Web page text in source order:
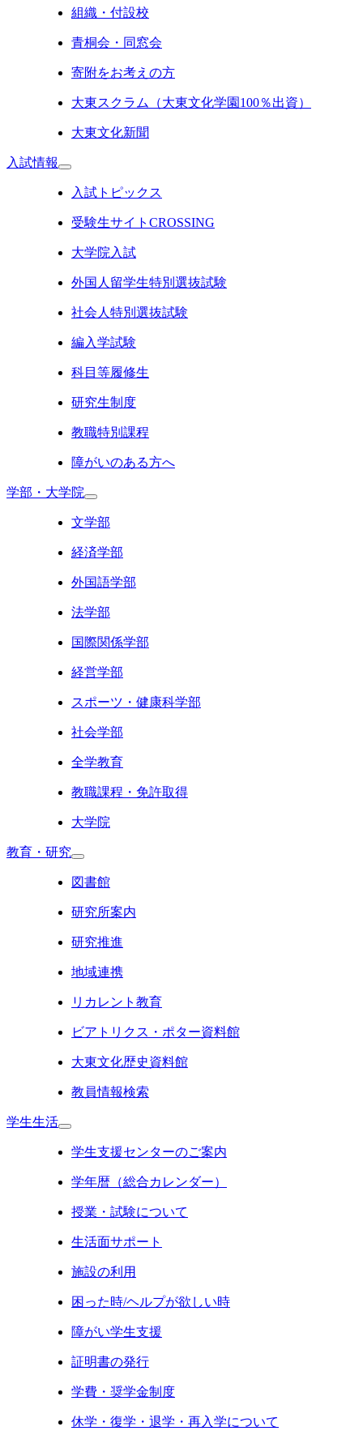
組織・付設校
青桐会・同窓会
寄附をお考えの方
大東スクラム（大東文化学園100％出資）
大東文化新聞
入試情報
入試トピックス
受験生サイトCROSSING
大学院入試
外国人留学生特別選抜試験
社会人特別選抜試験
編入学試験
科目等履修生
研究生制度
教職特別課程
障がいのある方へ
学部・大学院
文学部
経済学部
外国語学部
法学部
国際関係学部
経営学部
スポーツ・健康科学部
社会学部
全学教育
教職課程・免許取得
大学院
教育・研究
図書館
研究所案内
研究推進
地域連携
リカレント教育
ビアトリクス・ポター資料館
大東文化歴史資料館
教員情報検索
学生生活
学生支援センターのご案内
学年暦（総合カレンダー）
授業・試験について
生活面サポート
施設の利用
困った時/ヘルプが欲しい時
障がい学生支援
証明書の発行
学費・奨学金制度
休学・復学・退学・再入学について